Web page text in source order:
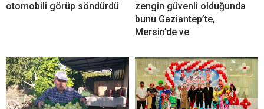
otomobili görüp söndürdü
zengin güvenli olduğunda
bunu Gaziantep’te,
Mersin’de ve